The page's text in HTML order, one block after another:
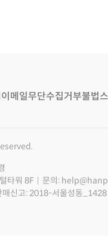
이메일무단수집거부불법
타워 8F
문의:
매신고: 2018-서울성동_1428